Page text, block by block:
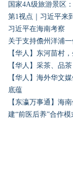
国家4A级旅游景区
第1视点｜习近平来
习近平在海南考察
关于支持儋州洋浦
【华人】东河苗村
【华人】采茶、品
【华人】海外华文
底蕴
【东瀛万事通】海
建“前医后养”合作模